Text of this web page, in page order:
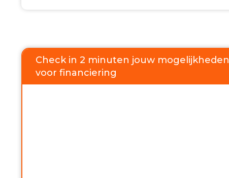
Check in 2 minuten jouw mogelijkheden
voor financiering